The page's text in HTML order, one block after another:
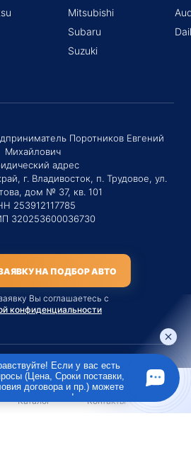
Mitsubishi
Subaru
Suzuki
Поротников Евгений
Михайлович
адрес
г. Владивосток, п. Трудовое, ул.
дом № 37, кв. 101
253912117785
320253600036730
НА ПОДБОР АВТО
Вы соглашаетесь с
конфиденциальности
являются публичной офертой
Агентом приобретения
средства Клиентом.
Каталог Контакты
Если у вас есть
(Цена, Сроки поставки,
договора и пр.) можете
их мне в чат!